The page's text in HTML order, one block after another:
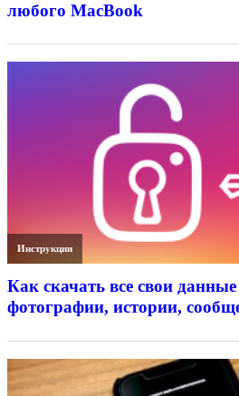
любого MacBook
Инструкции
Как скачать все свои
фотографии, истории,